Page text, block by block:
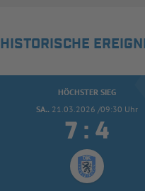
HISTORISCHE
HÖCHSTER SIEG
SA.. 21.03.2026 /09:30 Uhr
 : 